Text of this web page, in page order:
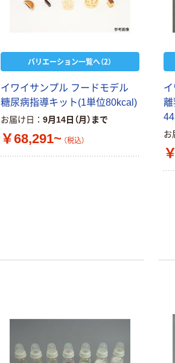
バリエーション一覧へ（2）
イワイサンプル フードモデル
糖尿病指導キット(1単位80kcal)
お届け日 9月14日（月）まで
￥68,291~ （税込）
離
お
パー ダブル60
ｍ 再生紙
本気プライ